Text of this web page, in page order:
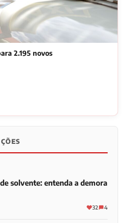
2.195 novos
solvente: entenda a demora
32 4